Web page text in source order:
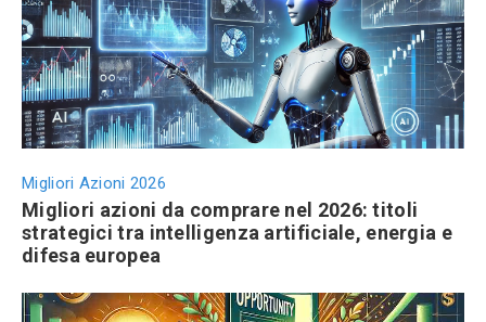
Migliori Azioni 2026
Migliori azioni da comprare nel 2026: titoli
strategici tra intelligenza artificiale, energia e
difesa europea